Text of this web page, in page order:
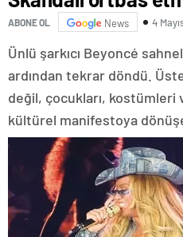
ABONE OL News 4
Ünlü şarkıcı Beyoncé
ardından tekrar döndü.
değil, çocukları, kostümleri
kültürel manifestoya